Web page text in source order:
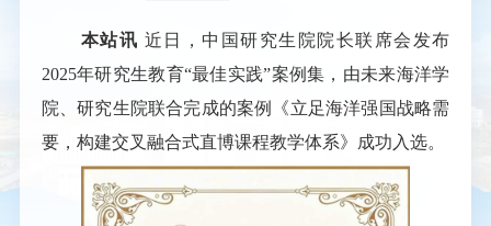
本站讯 近日，中国研究生院院长联席会发布
2025年研究生教育“最佳实践”案例集，由未来海洋学
院、研究生院联合完成的案例《立足海洋强国战略需
要，构建交叉融合式直博课程教学体系》成功入选。